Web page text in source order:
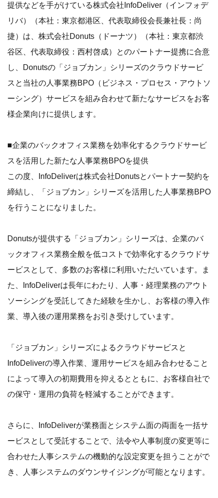
提供などを手がけている株式会社InfoDeliver（インフォデ
リバ）（本社：東京都港区、代表取締役会長兼社長：尚
捷）は、株式会社Donuts（ドーナツ）（本社：東京都渋
谷区、代表取締役：西村啓成）とのパートナー提携に合意
し、Donutsの「ジョブカン」シリーズのクラウドサービ
スと当社の人事業務BPO（ビジネス・プロセス・アウトソ
ーシング）サービスを組み合わせて新たなサービスをお客
様企業向けに提供します。
■企業のバックオフィス業務を効率化するクラウドサービ
スを活用した新たな人事業務BPOを提供
この度、InfoDeliverは株式会社Donutsとパートナー契約を
締結し、「ジョブカン」シリーズを活用した人事業務BPO
を行うことになりました。
Donutsが提供する「ジョブカン」シリーズは、企業のバ
ックオフィス業務全般を低コストで効率化するクラウドサ
ービスとして、多数のお客様に利用いただいています。ま
た、InfoDeliverは長年にわたり、人事・経理業務のアウト
ソーシングを受託してきた経験を生かし、お客様の導入作
業、導入後の運用業務をお引き受けしています。
「ジョブカン」シリーズによるクラウドサービスと
InfoDeliverの導入作業、運用サービスを組み合わせること
によって導入の初期費用を抑えるとともに、お客様自社で
の保守・運用の負荷を軽減することができます。
さらに、InfoDeliverが業務面とシステム面の両面を一括サ
ービスとして受託することで、法令や人事制度の変更等に
合わせた人事システムの機動的な設定変更を担うことがで
き、人事システムのダウンサイジングが可能となります。